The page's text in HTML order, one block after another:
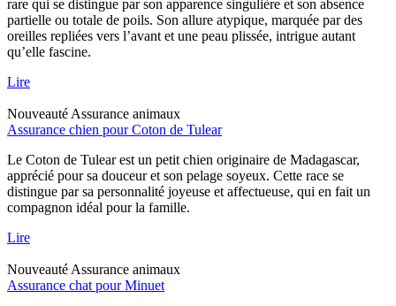
rare qui se distingue par son apparence singulière et son absence
partielle ou totale de poils. Son allure atypique, marquée par des
oreilles repliées vers l’avant et une peau plissée, intrigue autant
qu’elle fascine.
Lire
Nouveauté Assurance animaux
Assurance chien pour Coton de Tulear
Le Coton de Tulear est un petit chien originaire de Madagascar,
apprécié pour sa douceur et son pelage soyeux. Cette race se
distingue par sa personnalité joyeuse et affectueuse, qui en fait un
compagnon idéal pour la famille.
Lire
Nouveauté Assurance animaux
Assurance chat pour Minuet